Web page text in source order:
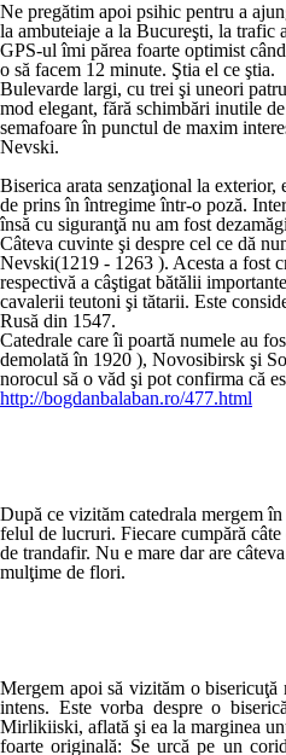
Ne pregătim apoi psihic pentru a
la ambuteiaje a la Bucureşti, la trafic
GPS-ul îmi părea foarte optimist
o să facem 12 minute. Ştia el ce ştia.
Bulevarde largi, cu trei şi uneori
mod elegant, fără schimbări inutile
semafoare în punctul de maxim
Nevski.
Biserica arata senzaţional la exterior,
de prins în întregime într-o poză.
însă cu siguranţă nu am fost
Câteva cuvinte şi despre cel ce dă
Nevski(1219 - 1263 ). Acesta a fost
respectivă a câştigat bătălii
cavalerii teutoni şi tătarii. Este
Rusă din 1547.
Catedrale care îi poartă numele au
demolată în 1920 ), Novosibirsk şi
norocul să o văd şi pot confirma că
http://bogdanbalaban.ro/477.html
După ce vizităm catedrala mergem
felul de lucruri. Fiecare cumpără
de trandafir. Nu e mare dar are
mulţime de flori.
Mergem apoi să vizităm o bisericuţă
intens. Este vorba despre o
Mirlikiiski, aflată şi ea la marginea
foarte originală: Se urcă pe un